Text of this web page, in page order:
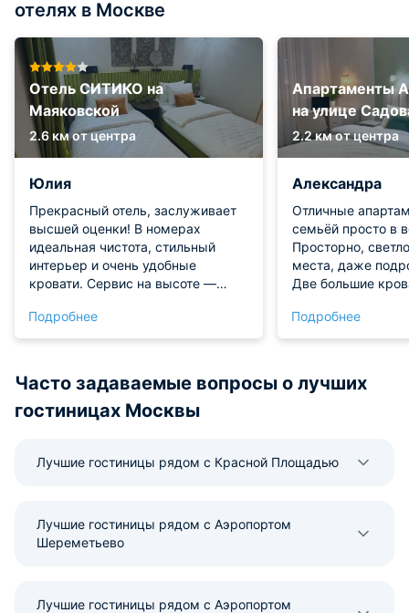
отелях в Москве
Отель СИТИКО на
Маяковской
2.6 км от центра
Юлия
Прекрасный отель, заслуживает
высшей оценки! В номерах
идеальная чистота, стильный
интерьер и очень удобные
кровати. Сервис на высоте —
отзывчивый. Расположение
отличное, всё рядом. Обязательно
Подробнее
Апартаменты
на улице
2.2 км от центра
Александра
Отличные
семьёй просто в
Просторно,
места, даже
Две большие
посудомойкой —
готовить и
вечер. В
Подробнее
Часто задаваемые вопросы о лучших
гостиницах Москвы
Лучшие гостиницы рядом с Красной Площадью
Лучшие гостиницы рядом с Аэропортом
Шереметьево
Лучшие гостиницы рядом с Аэропортом